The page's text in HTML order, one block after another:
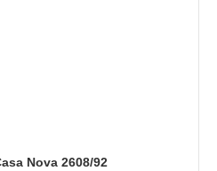
Nova 2608/92